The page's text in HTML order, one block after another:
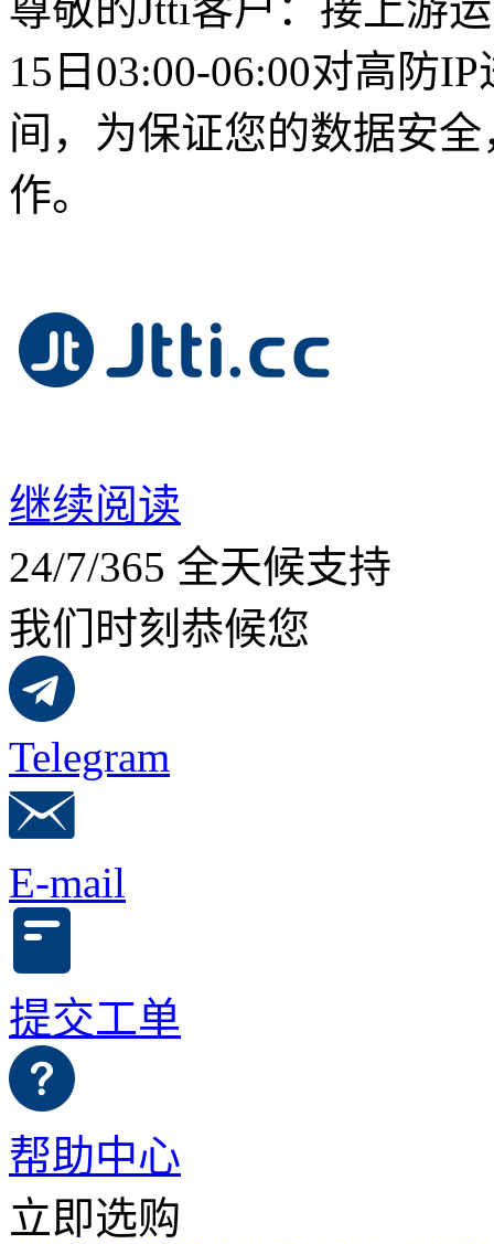
尊敬的Jtti客户：接上游
15日03:00-06:00对高防
间，为保证您的数据安
作。
继续阅读
24/7/365 全天候支持
我们时刻恭候您
Telegram
E-mail
提交工单
帮助中心
立即选购